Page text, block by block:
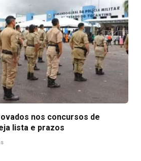
nos concursos de
lista e prazos